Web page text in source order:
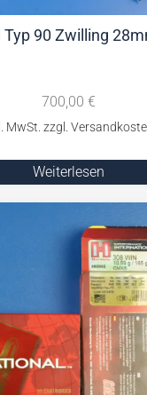
Typ 90 Zwilling
700,00 €
Weiterlesen